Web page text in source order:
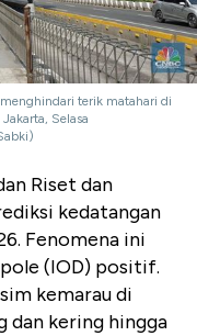
terik matahari di
Selasa
Riset dan
kedatangan
Fenomena ini
(IOD) positif.
kemarau di
dan kering hingga